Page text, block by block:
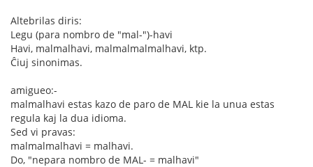
Altebrilas diris:
Legu (para nombro de "mal-")-havi
Havi, malmalhavi, malmalmalmalhavi, ktp.
Ĉiuj sinonimas.
amigueo:-
malmalhavi estas kazo de paro de MAL kie la unua estas
regula kaj la dua idioma.
Sed vi pravas:
malmalmalhavi = malhavi.
Do, "nepara nombro de MAL- = malhavi"